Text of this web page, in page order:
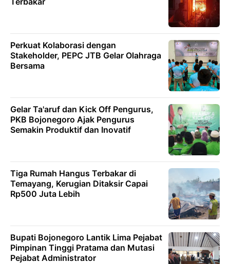
Perkuat Kolaborasi dengan
Stakeholder, PEPC JTB Gelar Olahraga
Bersama
Gelar Ta'aruf dan Kick Off Pengurus,
PKB Bojonegoro Ajak Pengurus
Semakin Produktif dan Inovatif
Tiga Rumah Hangus Terbakar di
Temayang, Kerugian Ditaksir Capai
Rp500 Juta Lebih
Bupati Bojonegoro Lantik Lima Pejabat
Pimpinan Tinggi Pratama dan Mutasi
Pejabat Administrator